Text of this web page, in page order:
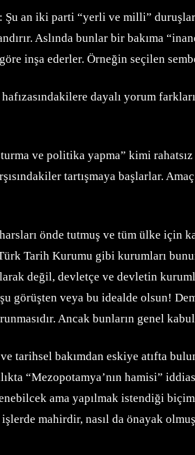
Şu an iki parti “yerli ve milli”
Aslında bunlar bir bakıma
inşa ederler. Örneğin seçilen
dayalı yorum
ve politika yapma” kimi
tartışmaya başlarlar.
önde tutmuş ve tüm ülke için
Tarih Kurumu gibi kurumları
değil, devletçe ve devletin
görüşten veya bu idealde olsun!
Ancak bunların genel
tarihsel bakımdan eskiye atıfta
“Mezopotamya’nın hamisi”
ama yapılmak istendiği
işlerde mahirdir, nasıl da önayak